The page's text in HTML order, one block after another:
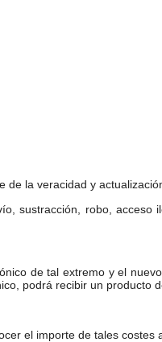
de la veracidad y
sustracción, robo,
de tal extremo y el
podrá recibir un producto
el importe de tales costes